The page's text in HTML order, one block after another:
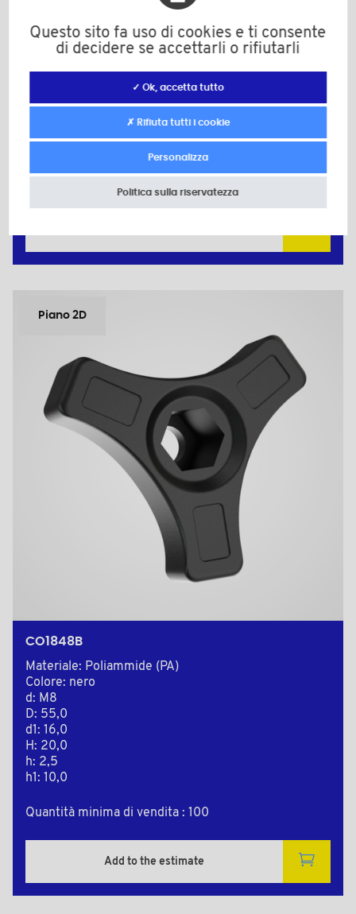
Materiale: Poliammide (PA)
Colore: nero
Piano 2D
CO1848B
Materiale: Poliammide (PA)
Colore: nero
d: M8
D: 55,0
d1: 16,0
H: 20,0
h: 2,5
h1: 10,0
Quantità minima di vendita : 100
Add to the estimate
Questo sito fa uso di cookies e ti consente
di decidere se accettarli o rifiutarli
✓ Ok, accetta tutto
✗ Rifiuta tutti i cookie
Personalizza
Politica sulla riservatezza